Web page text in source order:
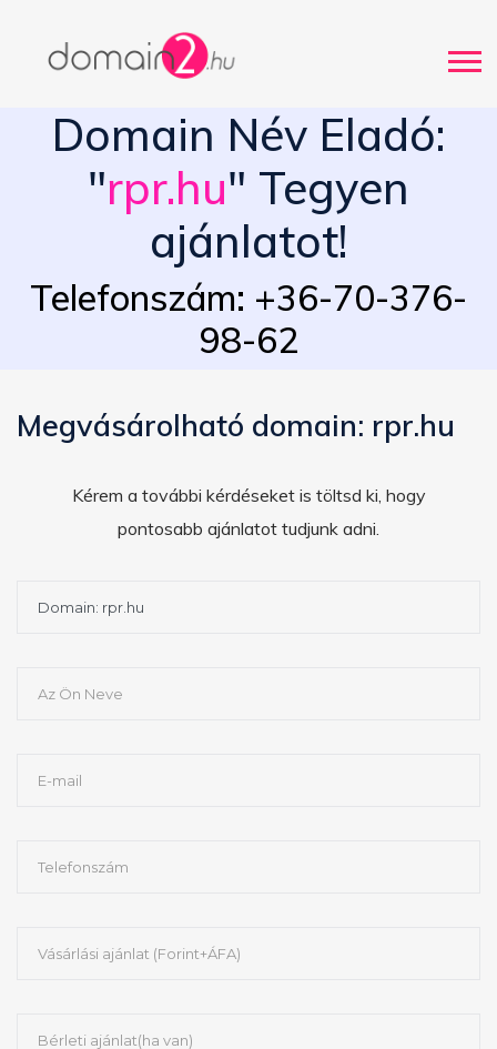
Domain Név Eladó:
"rpr.hu" Tegyen
ajánlatot!
Telefonszám: +36-70-376-
98-62
Megvásárolható domain: rpr.hu
Kérem a további kérdéseket is töltsd ki, hogy
pontosabb ajánlatot tudjunk adni.